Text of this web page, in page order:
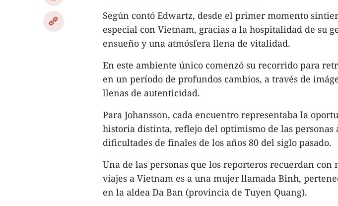
Según contó Edwartz, desde el primer momento
especial con Vietnam, gracias a la hospitalidad de su
ensueño y una atmósfera llena de vitalidad.
En este ambiente único comenzó su recorrido para
en un período de profundos cambios, a través de
llenas de autenticidad.
Para Johansson, cada encuentro representaba la
historia distinta, reflejo del optimismo de las personas
dificultades de finales de los años 80 del siglo pasado.
Una de las personas que los reporteros recuerdan con
viajes a Vietnam es a una mujer llamada Binh,
en la aldea Da Ban (provincia de Tuyen Quang).